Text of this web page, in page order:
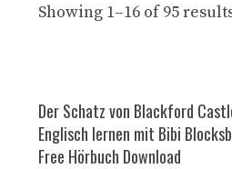
Showing 1–16 of 95
Der Schatz von Blackford
Englisch lernen mit Bibi
Free Hörbuch Download